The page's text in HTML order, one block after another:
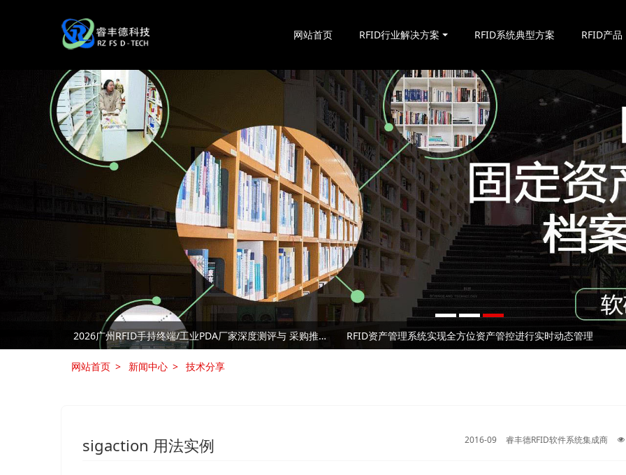
网站首页 RFID行业解决方案 RFID系统典型方案 RFID产品
RFID技术是否是制造业中的“必需品”
RFID固定资产管理技术在高校的应用解析
RFID资产管理系统实现全方位资产管控进行实时动态管理
RFID技术是否是制造业中的“必需品”
RFID固定资产管理技术在高校的应用解析
网站首页
新闻中心 技术分享
sigaction 用法实例 2016-09 睿丰德RFID软件系统集成商